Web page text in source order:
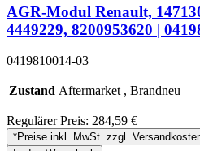
AGR-Modul Renault,
4449229, 8200953620 |
0419810014-03
Zustand Aftermarket , Brandneu
Regulärer Preis: 284,59 €
*Preise inkl. MwSt. zzgl.